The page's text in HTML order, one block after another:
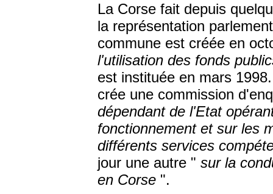
La Corse fait depuis
la représentation
commune est créée en
l'utilisation des fonds
est instituée en mars
crée une commission
dépendant de l'Etat
fonctionnement et sur les
différents services
jour une autre " sur la
en Corse ".